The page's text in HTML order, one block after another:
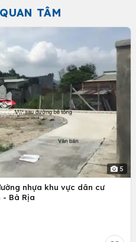
TÂM
5
nhựa khu vực dân cư
- Bà Rịa